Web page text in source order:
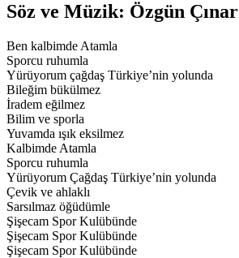
Söz ve Müzik: Özgün Çınar
Ben kalbimde Atamla
Sporcu ruhumla
Yürüyorum çağdaş Türkiye’nin yolunda
Bileğim bükülmez
İradem eğilmez
Bilim ve sporla
Yuvamda ışık eksilmez
Kalbimde Atamla
Sporcu ruhumla
Yürüyorum Çağdaş Türkiye’nin yolunda
Çevik ve ahlaklı
Sarsılmaz öğüdümle
Şişecam Spor Kulübünde
Şişecam Spor Kulübünde
Şişecam Spor Kulübünde